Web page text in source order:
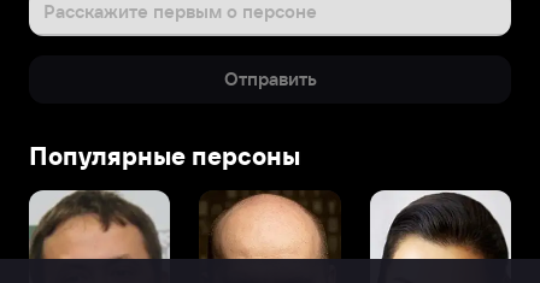
Расскажите первым о персоне
Отправить
Популярные персоны